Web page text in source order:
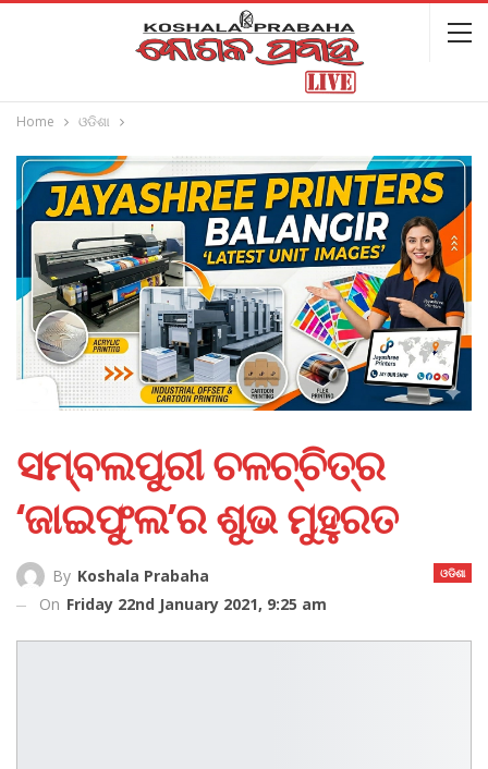
Home ଓଡିଶା
ସମ୍ବଲପୁରୀ ଚଳଚ୍ଚିତ୍ର
‘ଜାଇଫୁଲ’ର ଶୁଭ ମୁହୁରତ
ଓଡିଶା
By Koshala Prabaha
On Friday 22nd January 2021, 9:25 am